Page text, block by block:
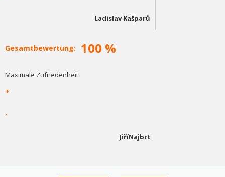
Ladislav Kašparů
Gesamtbewertung: 100 %
Maximale Zufriedenheit
+
-
JiříNajbrt